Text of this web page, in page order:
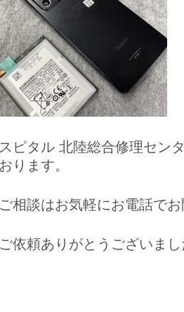
ピタル 北陸総合修理セン
ります。
相談はお気軽にお電話でお
依頼ありがとうございまし